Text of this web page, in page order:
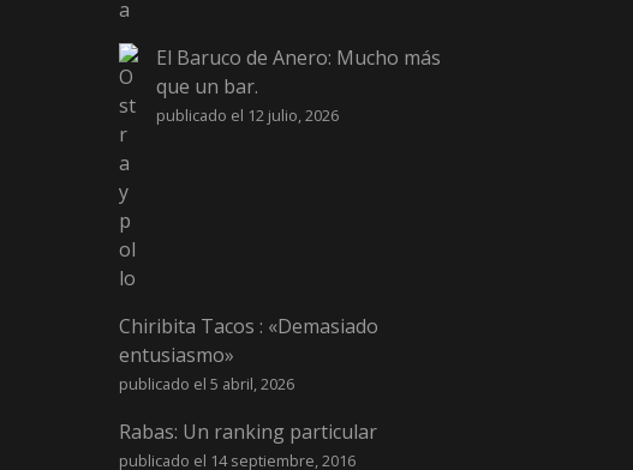
El Baruco de Anero: Mucho más
que un bar.
publicado el 12 julio, 2026
Chiribita Tacos : «Demasiado
entusiasmo»
publicado el 5 abril, 2026
Rabas: Un ranking particular
publicado el 14 septiembre, 2016